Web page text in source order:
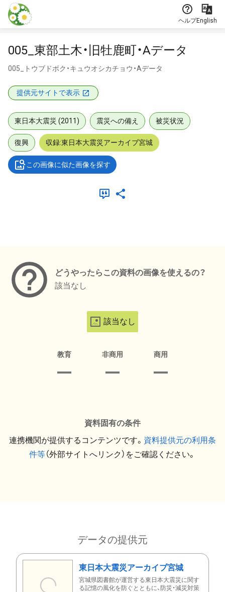
本文に飛ぶ
ヘルプEnglish
005_東部土木・旧牡鹿町・Aデータ
005_トウブドボク・キュウオシカチョウ・Aデータ
提供元サイトで表示
東日本大震災 (2011) 震災への備え 被災状況
復興 収録:東日本大震災アーカイブ宮城
この画像に似た画像を探す
どうやったらこの資料の画像を使えるの？
該当なし
該当なし
教育 非商用 商用
資料固有の条件
連携機関が提供するコンテンツです。 資料提供元の利用条
件等（外部サイトへリンク）をご確認ください。
データの提供元
東日本大震災アーカイブ宮城
宮城県図書館が運営する東日本大震災に関す
る記憶の風化を防ぐとともに、防災・減災対策